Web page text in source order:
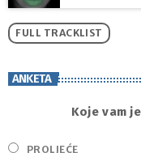
FULL TRACKLIST
ANKETA
Koje vam
PROLJEĆE